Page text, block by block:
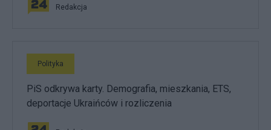
Redakcja
Polityka
PiS odkrywa karty. Demografia, mieszkania, ETS,
deportacje Ukraińców i rozliczenia